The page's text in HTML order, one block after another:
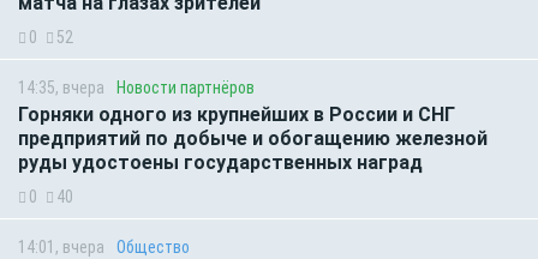
0 52
14:35, вчера Новости партнёров
Горняки одного из крупнейших в России и СНГ
предприятий по добыче и обогащению железной
руды удостоены государственных наград
0 40
14:01, вчера Общество